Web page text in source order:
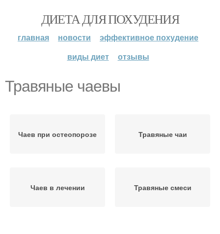
ДИЕТА ДЛЯ ПОХУДЕНИЯ
главная новости
эффективное похудение
виды диет
отзывы
Травяные чаевы
Чаев при остеопорозе Травяные чаи
Чаев в лечении Травяные смеси